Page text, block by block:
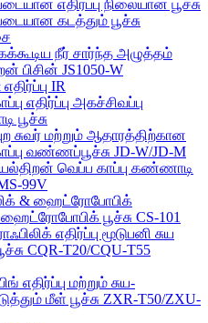
எதிர்ப்பு நிலையான பூச்சு
கடத்தும் பூச்சு
நீர் சார்ந்த அழுத்தம்
பிசின் JS1050-W
IR
எதிர்ப்பு அகச்சிவப்பு
பூச்சு
சுவர் மற்றும் ஆதாரத்திற்கான
வண்ணப்பூச்சு JD-W/JD-M
வெப்ப காப்பு கண்ணாடி
99V
& ஹைட்ரோபோபிக்
ஹைட்ரோபோபிக் பூச்சு CS-101
எதிர்ப்பு மூடுபனி சுய
CQR-T20/CQU-T55
எதிர்ப்பு மற்றும் சுய-
மீள் பூச்சு ZXR-T50/ZXU-